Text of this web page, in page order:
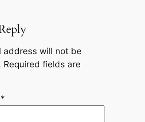
address will not be
Required fields are
*